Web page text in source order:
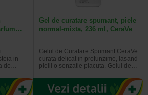
in
de…
Gel de curatare spumant, piele
normal-mixta, 236 ml, CeraVe
Gelul de Curatare Spumant CeraVe
curata delicat in profunzime, lasand
pielii o senzatie placuta. Gelul de…